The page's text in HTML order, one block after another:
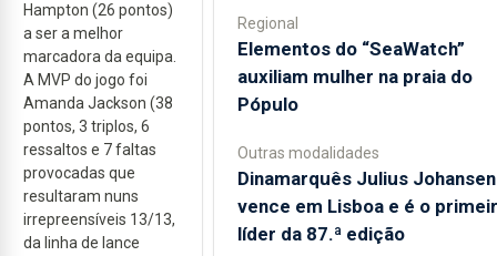
Hampton (26 pontos)
a ser a melhor
marcadora da equipa.
A MVP do jogo foi
Amanda Jackson (38
pontos, 3 triplos, 6
ressaltos e 7 faltas
provocadas que
resultaram nuns
irrepreensíveis 13/13,
da linha de lance
Regional
​Elementos do “SeaWatch”
auxiliam mulher na praia do
Pópulo
Outras modalidades
Dinamarquês Julius Johansen
vence em Lisboa e é o
líder da 87.ª edição